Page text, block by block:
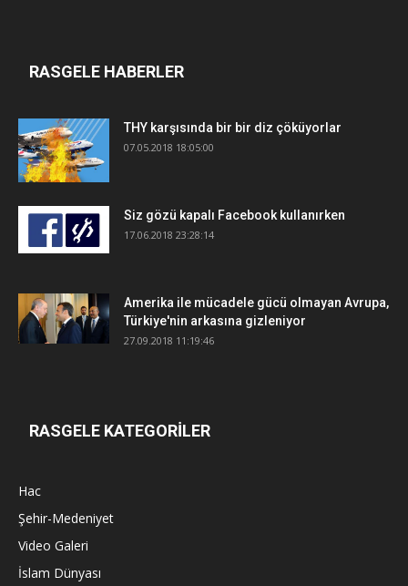
RASGELE HABERLER
THY karşısında bir bir diz çöküyorlar
07.05.2018 18:05:00
Siz gözü kapalı Facebook kullanırken
17.06.2018 23:28:14
Amerika ile mücadele gücü olmayan Avrupa,
Türkiye'nin arkasına gizleniyor
27.09.2018 11:19:46
RASGELE KATEGORİLER
Hac
Şehir-Medeniyet
Video Galeri
İslam Dünyası